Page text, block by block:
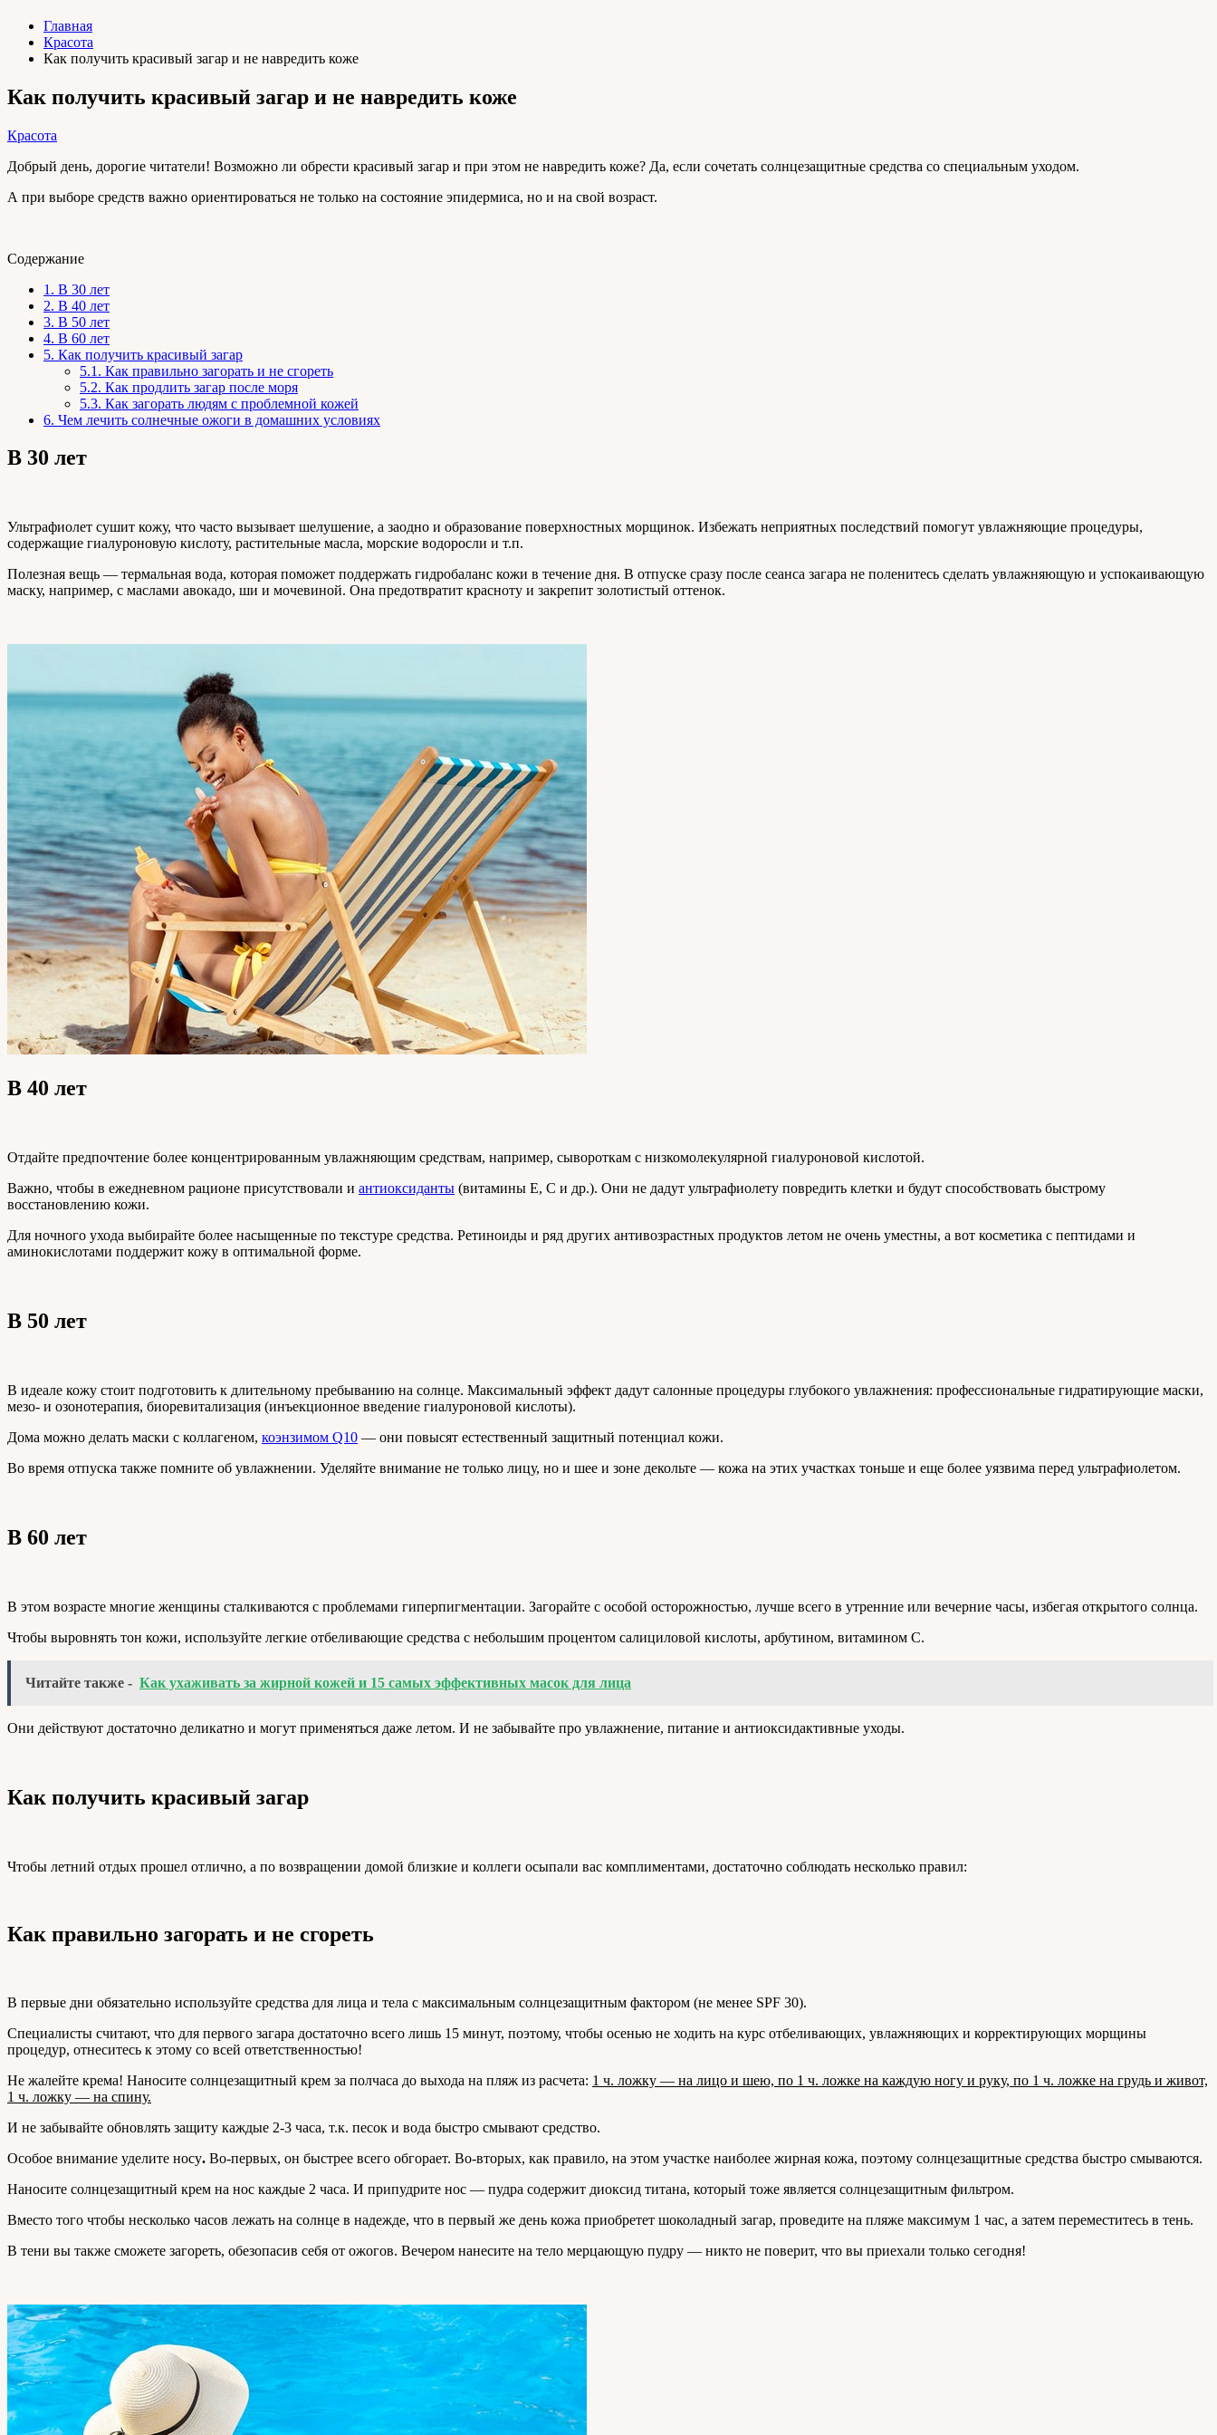
Главная
Красота
Как получить красивый загар и не навредить коже
Как получить красивый загар и не навредить коже
Красота
Добрый день, дорогие читатели! Возможно ли обрести красивый загар и при этом не навредить коже? Да, если сочетать солнцезащитные средства со специальным уходом.
А при выборе средств важно ориентироваться не только на состояние эпидермиса, но и на свой возраст.
Содержание
1. В 30 лет
2. В 40 лет
3. В 50 лет
4. В 60 лет
5. Как получить красивый загар
5.1. Как правильно загорать и не сгореть
5.2. Как продлить загар после моря
5.3. Как загорать людям с проблемной кожей
6. Чем лечить солнечные ожоги в домашних условиях
В 30 лет
Ультрафиолет сушит кожу, что часто вызывает шелушение, а заодно и образование поверхностных морщинок. Избежать неприятных последствий помогут увлажняющие процедуры,
содержащие гиалуроновую кислоту, растительные масла, морские водоросли и т.п.
Полезная вещь — термальная вода, которая поможет поддержать гидробаланс кожи в течение дня. В отпуске сразу после сеанса загара не поленитесь сделать увлажняющую и успокаивающую
маску, например, с маслами авокадо, ши и мочевиной. Она предотвратит красноту и закрепит золотистый оттенок.
В 40 лет
Отдайте предпочтение более концентрированным увлажняющим средствам, например, сывороткам с низкомолекулярной гиалуроновой кислотой.
Важно, чтобы в ежедневном рационе присутствовали и антиоксиданты (витамины Е, С и др.). Они не дадут ультрафиолету повредить клетки и будут способствовать быстрому
восстановлению кожи.
Для ночного ухода выбирайте более насыщенные по текстуре средства. Ретиноиды и ряд других антивозрастных продуктов летом не очень уместны, а вот косметика с пептидами и
аминокислотами поддержит кожу в оптимальной форме.
В 50 лет
В идеале кожу стоит подготовить к длительному пребыванию на солнце. Максимальный эффект дадут салонные процедуры глубокого увлажнения: профессиональные гидратирующие маски,
мезо- и озонотерапия, биоревитализация (инъекционное введение гиалуроновой кислоты).
Дома можно делать маски с коллагеном, коэнзимом Q10 — они повысят естественный защитный потенциал кожи.
Во время отпуска также помните об увлажнении. Уделяйте внимание не только лицу, но и шее и зоне декольте — кожа на этих участках тоньше и еще более уязвима перед ультрафиолетом.
В 60 лет
В этом возрасте многие женщины сталкиваются с проблемами гиперпигментации. Загорайте с особой осторожностью, лучше всего в утренние или вечерние часы, избегая открытого солнца.
Чтобы выровнять тон кожи, используйте легкие отбеливающие средства с небольшим процентом салициловой кислоты, арбутином, витамином С.
Читайте также - Как ухаживать за жирной кожей и 15 самых эффективных масок для лица
Они действуют достаточно деликатно и могут применяться даже летом. И не забывайте про увлажнение, питание и антиоксидактивные уходы.
Как получить красивый загар
Чтобы летний отдых прошел отлично, а по возвращении домой близкие и коллеги осыпали вас комплиментами, достаточно соблюдать несколько правил:
Как правильно загорать и не сгореть
В первые дни обязательно используйте средства для лица и тела с максимальным солнцезащитным фактором (не менее SPF 30).
Специалисты считают, что для первого загара достаточно всего лишь 15 минут, поэтому, чтобы осенью не ходить на курс отбеливающих, увлажняющих и корректирующих морщины
процедур, отнеситесь к этому со всей ответственностью!
Не жалейте крема! Наносите солнцезащитный крем за полчаса до выхода на пляж из расчета: 1 ч. ложку — на лицо и шею, по 1 ч. ложке на каждую ногу и руку, по 1 ч. ложке на грудь и живот,
1 ч. ложку — на спину.
И не забывайте обновлять защиту каждые 2-3 часа, т.к. песок и вода быстро смывают средство.
Особое внимание уделите носу. Во-первых, он быстрее всего обгорает. Во-вторых, как правило, на этом участке наиболее жирная кожа, поэтому солнцезащитные средства быстро смываются.
Наносите солнцезащитный крем на нос каждые 2 часа. И припудрите нос — пудра содержит диоксид титана, который тоже является солнцезащитным фильтром.
Вместо того чтобы несколько часов лежать на солнце в надежде, что в первый же день кожа приобретет шоколадный загар, проведите на пляже максимум 1 час, а затем переместитесь в тень.
В тени вы также сможете загореть, обезопасив себя от ожогов. Вечером нанесите на тело мерцающую пудру — никто не поверит, что вы приехали только сегодня!